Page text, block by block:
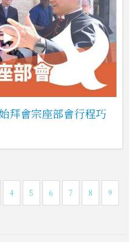
拜會宗座部會行程巧
4 5 6 7 8 9